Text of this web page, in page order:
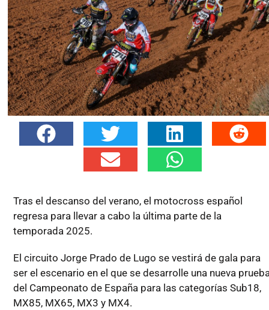
Tras el descanso del verano, el motocross español
regresa para llevar a cabo la última parte de la
temporada 2025.
El circuito Jorge Prado de Lugo se vestirá de gala para
ser el escenario en el que se desarrolle una nueva
del Campeonato de España para las categorías Sub18,
MX85, MX65, MX3 y MX4.